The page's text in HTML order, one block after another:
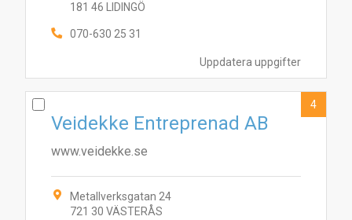
Uppdatera uppgifter
181 46 LIDINGÖ
070-630 25 31
Veidekke Entreprenad AB
www.veidekke.se
Metallverksgatan 24
721 30 VÄSTERÅS
4